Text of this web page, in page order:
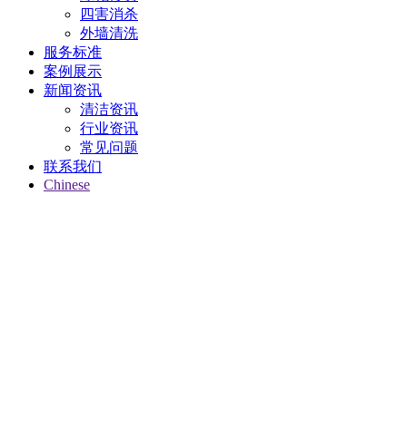
四害消杀
外墙清洗
服务标准
案例展示
新闻资讯
清洁资讯
行业资讯
常见问题
联系我们
Chinese